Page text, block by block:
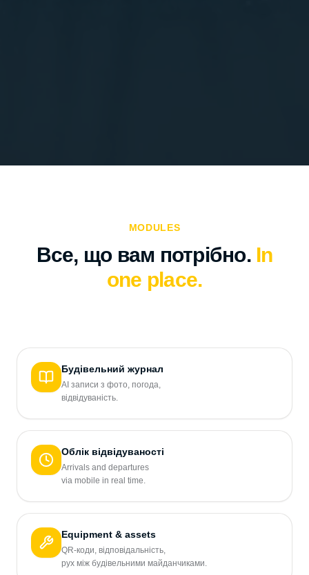
MODULES
Все, що вам потрібно. In
one place.
Будівельний журнал
AI записи з фото, погода,
відвідуваність.
Облік відвідуваності
Arrivals and departures
via mobile in real time.
Equipment & assets
QR-коди, відповідальність,
рух між будівельними майданчиками.